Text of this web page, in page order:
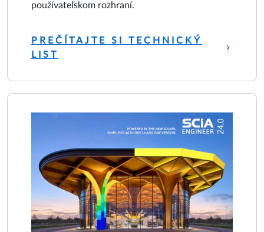
používateľskom rozhraní.
PREČÍTAJTE SI TECHNICKÝ
LIST